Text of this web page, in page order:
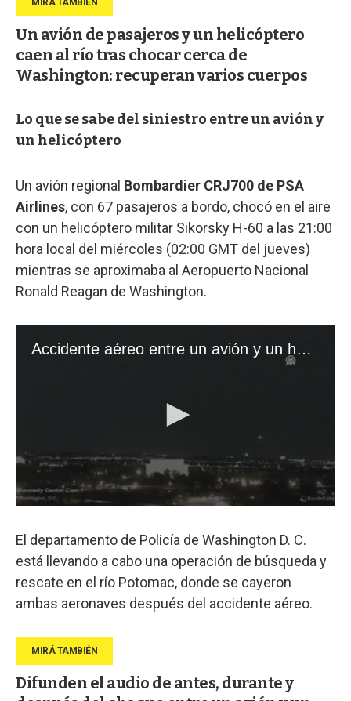
Un avión de pasajeros y un helicóptero
caen al río tras chocar cerca de
Washington: recuperan varios cuerpos
Lo que se sabe del siniestro entre un avión y
un helicóptero
Un avión regional Bombardier CRJ700 de PSA
Airlines, con 67 pasajeros a bordo, chocó en el aire
con un helicóptero militar Sikorsky H-60 a las 21:00
hora local del miércoles (02:00 GMT del jueves)
mientras se aproximaba al Aeropuerto Nacional
Ronald Reagan de Washington.
El departamento de Policía de Washington D. C.
está llevando a cabo una operación de búsqueda y
rescate en el río Potomac, donde se cayeron
ambas aeronaves después del accidente aéreo.
Difunden el audio de antes, durante y